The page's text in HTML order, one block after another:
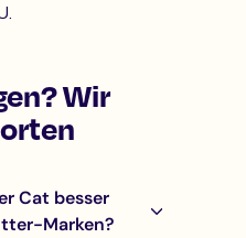
Wir
Cat besser
Marken?